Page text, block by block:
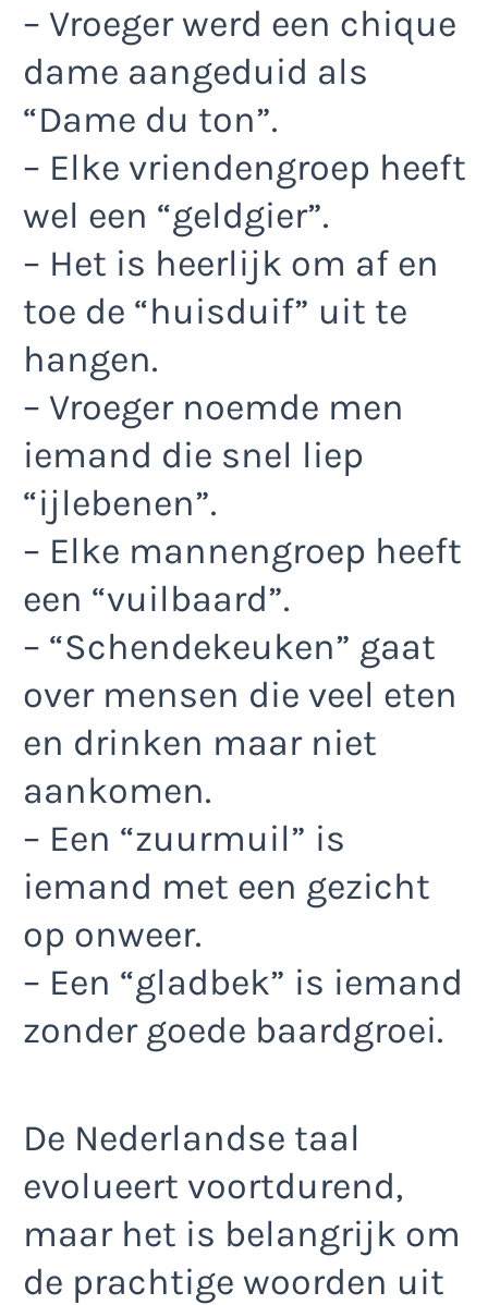
– Vroeger werd een chique
dame aangeduid als
“Dame du ton”.
– Elke vriendengroep heeft
wel een “geldgier”.
– Het is heerlijk om af en
toe de “huisduif” uit te
hangen.
– Vroeger noemde men
iemand die snel liep
“ijlebenen”.
– Elke mannengroep heeft
een “vuilbaard”.
– “Schendekeuken” gaat
over mensen die veel eten
en drinken maar niet
aankomen.
– Een “zuurmuil” is
iemand met een gezicht
op onweer.
– Een “gladbek” is iemand
zonder goede baardgroei.
De Nederlandse taal
evolueert voortdurend,
maar het is belangrijk om
de prachtige woorden uit